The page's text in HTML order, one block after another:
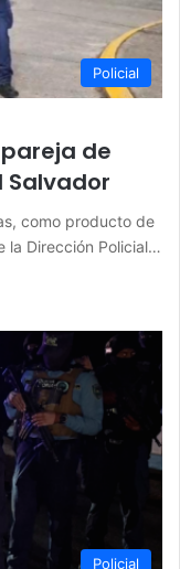
Policial
de
Salvador
como producto de
la Dirección Policial…
Policial